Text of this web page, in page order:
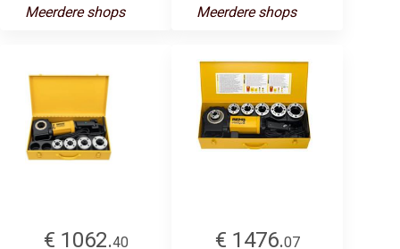
Meerdere shops
Meerdere shops
€ 1062.40
€ 1476.07